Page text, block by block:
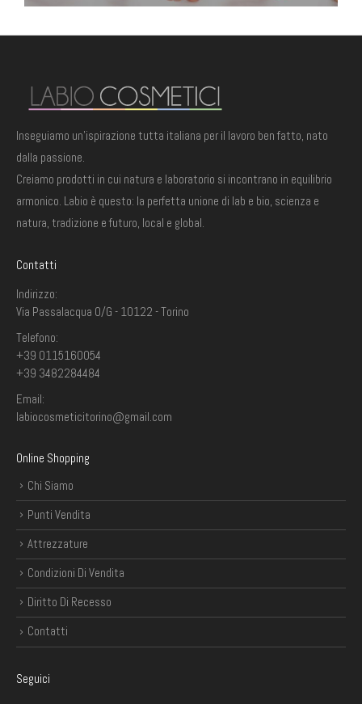
3,05€
9,15€ 9,15€
Inseguiamo un'ispirazione tutta italiana per il lavoro ben fatto, nato
dalla passione.
Creiamo prodotti in cui natura e laboratorio si incontrano in equilibrio
armonico. Labio è questo: la perfetta unione di lab e bio, scienza e
natura, tradizione e futuro, local e global.
Contatti
Indirizzo:
Via Passalacqua 0/G - 10122 - Torino
Telefono:
+39 0115160054
+39 3482284484
Email:
labiocosmeticitorino@gmail.com
Online Shopping
Chi Siamo
Punti Vendita
Attrezzature
Condizioni Di Vendita
Diritto Di Recesso
Contatti
Seguici